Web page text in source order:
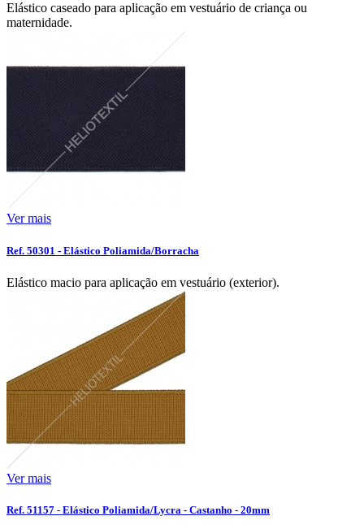
Elástico caseado para aplicação em vestuário de criança ou
maternidade.
Ver mais
Ref. 50301 - Elástico Poliamida/Borracha
Elástico macio para aplicação em vestuário (exterior).
Ver mais
Ref. 51157 - Elástico Poliamida/Lycra - Castanho - 20mm